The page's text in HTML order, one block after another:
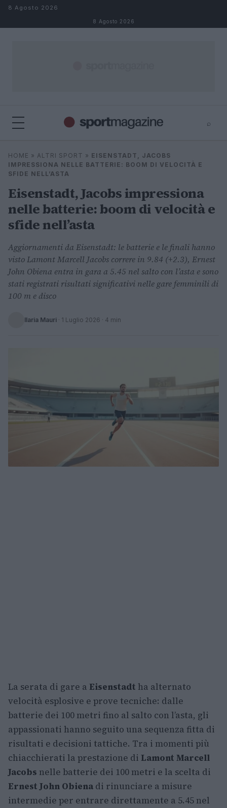
Salta al contenuto
8 Agosto 2026
8 Agosto 2026
⌕
Cerca
HOME » ALTRI SPORT » EISENSTADT, JACOBS
IMPRESSIONA NELLE BATTERIE: BOOM DI VELOCITÀ E
SFIDE NELL’ASTA
Eisenstadt, Jacobs impressiona
nelle batterie: boom di velocità e
sfide nell’asta
Aggiornamenti da Eisenstadt: le batterie e le finali hanno
visto Lamont Marcell Jacobs correre in 9.84 (+2.3), Ernest
John Obiena entra in gara a 5.45 nel salto con l’asta e sono
stati registrati risultati significativi nelle gare femminili di
100 m e disco
Ilaria Mauri · 1 Luglio 2026 · 4 min
La serata di gare a Eisenstadt ha alternato
velocità esplosive e prove tecniche: dalle
batterie dei 100 metri fino al salto con l’asta, gli
appassionati hanno seguito una sequenza fitta di
risultati e decisioni tattiche. Tra i momenti più
chiacchierati la prestazione di Lamont Marcell
Jacobs nelle batterie dei 100 metri e la scelta di
Ernest John Obiena di rinunciare a misure
intermedie per entrare direttamente a 5.45 nel